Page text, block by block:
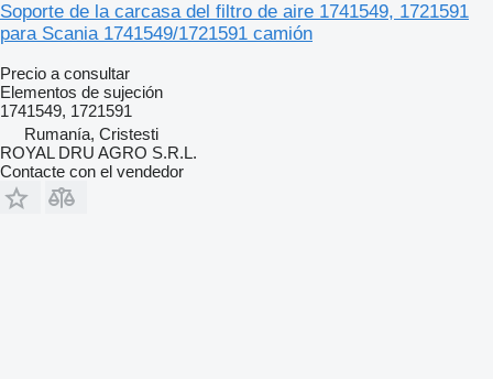
Soporte de la carcasa del filtro de aire 1741549, 1721591
para Scania 1741549/1721591 camión
Precio a consultar
Elementos de sujeción
1741549, 1721591
Rumanía, Cristesti
ROYAL DRU AGRO S.R.L.
Contacte con el vendedor